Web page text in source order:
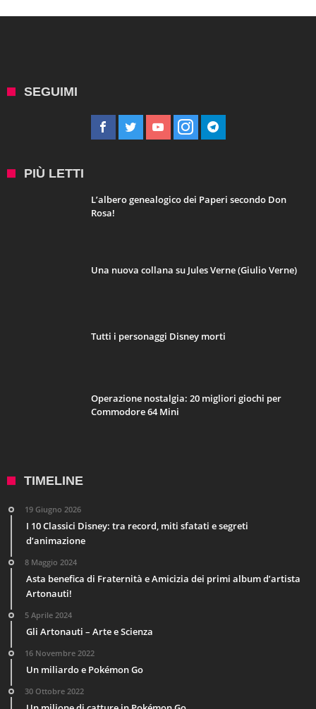
SEGUIMI
PIÙ LETTI
L’albero genealogico dei Paperi secondo Don
Rosa!
Una nuova collana su Jules Verne (Giulio Verne)
Tutti i personaggi Disney morti
Operazione nostalgia: 20 migliori giochi per
Commodore 64 Mini
TIMELINE
19 Giugno 2026
I 10 Classici Disney: tra record, miti sfatati e segreti
d’animazione
8 Maggio 2024
Asta benefica di Fraternità e Amicizia dei primi album d’artista
Artonauti!
5 Aprile 2024
Gli Artonauti – Arte e Scienza
16 Novembre 2022
Un miliardo e Pokémon Go
30 Ottobre 2022